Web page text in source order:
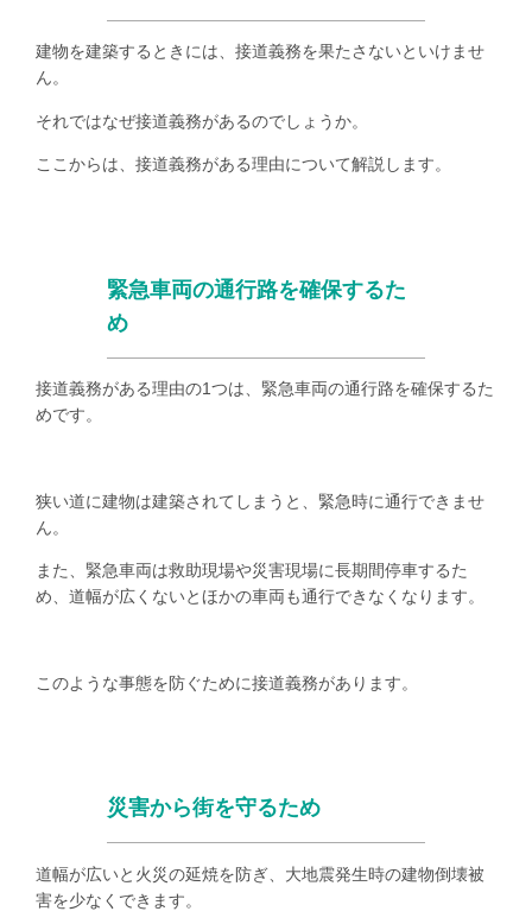
建物を建築するときには、接道義務を果たさないといけませ
ん。
それではなぜ接道義務があるのでしょうか。
ここからは、接道義務がある理由について解説します。
緊急車両の通行路を確保するた
め
接道義務がある理由の1つは、緊急車両の通行路を確保するた
めです。
狭い道に建物は建築されてしまうと、緊急時に通行できませ
ん。
また、緊急車両は救助現場や災害現場に長期間停車するた
め、道幅が広くないとほかの車両も通行できなくなります。
このような事態を防ぐために接道義務があります。
災害から街を守るため
道幅が広いと火災の延焼を防ぎ、大地震発生時の建物倒壊被
害を少なくできます。